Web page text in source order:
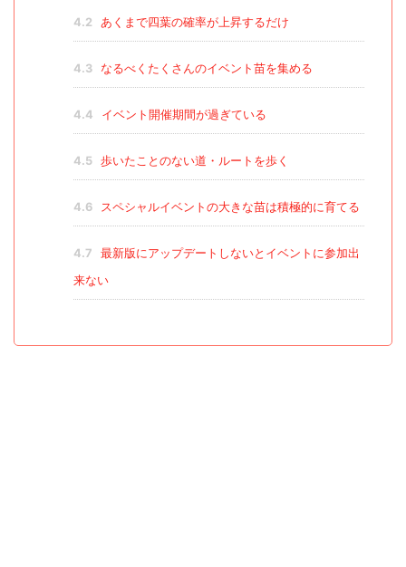
4.2 あくまで四葉の確率が上昇するだけ
4.3 なるべくたくさんのイベント苗を集める
4.4 イベント開催期間が過ぎている
4.5 歩いたことのない道・ルートを歩く
4.6 スペシャルイベントの大きな苗は積極的に育てる
4.7
最新版にアップデートしないとイベントに参加出
来ない